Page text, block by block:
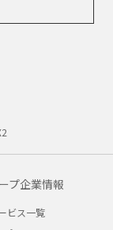
プ企業情報
ビス一覧